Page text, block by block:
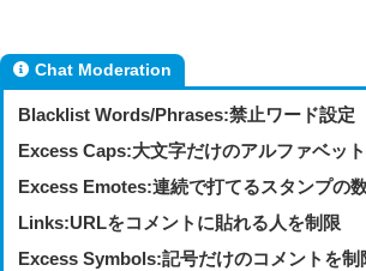
Chat Moderation
Blacklist Words/Phrases:禁止ワード設定
Excess Caps:大文字だけのアルファベッ
Excess Emotes:連続で打てるスタンプの
Links:URLをコメントに貼れる人を制限
Excess Symbols:記号だけのコメントを制